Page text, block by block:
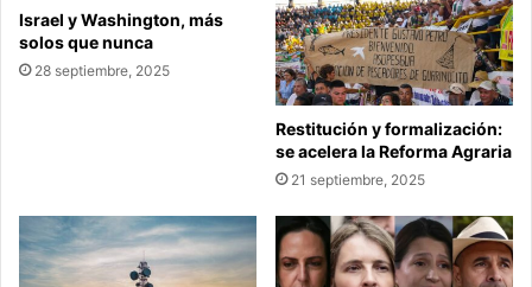
Israel y Washington, más
solos que nunca
28 septiembre, 2025
Restitución y formalización:
se acelera la Reforma Agraria
21 septiembre, 2025